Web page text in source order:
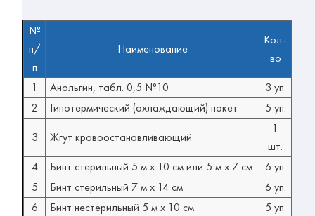
№
п/
п
Наименование
Кол-
во
1
Анальгин, табл. 0,5 №10
3 уп.
2
Гипотермический (охлаждающий) пакет
5 уп.
3
Жгут кровоостанавливающий
1
шт.
4
Бинт стерильный 5 м х 10 см или 5 м х 7 см
6 уп.
5
Бинт стерильный 7 м х 14 см
6 уп.
6
Бинт нестерильный 5 м х 10 см
5 уп.